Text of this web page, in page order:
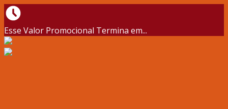
Esse Valor Promocional Termina em...